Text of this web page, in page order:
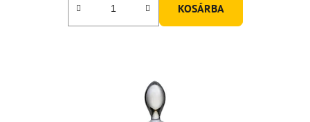
KOSÁRBA